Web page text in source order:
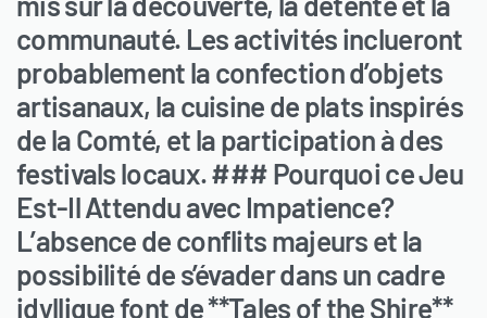
communauté. Les activités inclueront
probablement la confection d’objets
artisanaux, la cuisine de plats inspirés
de la Comté, et la participation à des
festivals locaux. ### Pourquoi ce Jeu
Est-Il Attendu avec Impatience?
L’absence de conflits majeurs et la
possibilité de s’évader dans un cadre
idyllique font de **Tales of the Shire**